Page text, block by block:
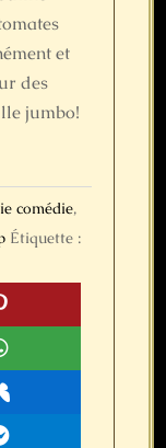
et
des
jumbo!
comédie,
Étiquette :